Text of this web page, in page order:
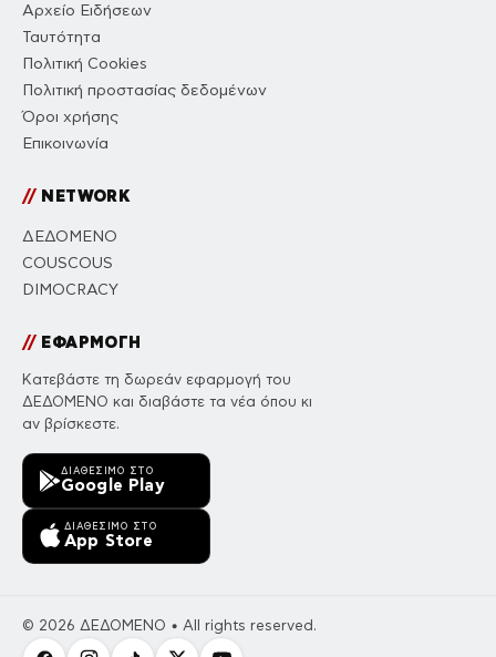
Αρχείο Ειδήσεων
Ταυτότητα
Πολιτική Cookies
Πολιτική προστασίας δεδομένων
Όροι χρήσης
Επικοινωνία
//NETWORK
ΔΕΔΟΜΕΝΟ
COUSCOUS
DIMOCRACY
//ΕΦΑΡΜΟΓΗ
Κατεβάστε τη δωρεάν εφαρμογή του
ΔΕΔΟΜΕΝΟ και διαβάστε τα νέα όπου κι
αν βρίσκεστε.
ΔΙΑΘΈΣΙΜΟ ΣΤΟ
Google Play
ΔΙΑΘΈΣΙΜΟ ΣΤΟ
App Store
© 2026 ΔΕΔΟΜΕΝΟ • All rights reserved.